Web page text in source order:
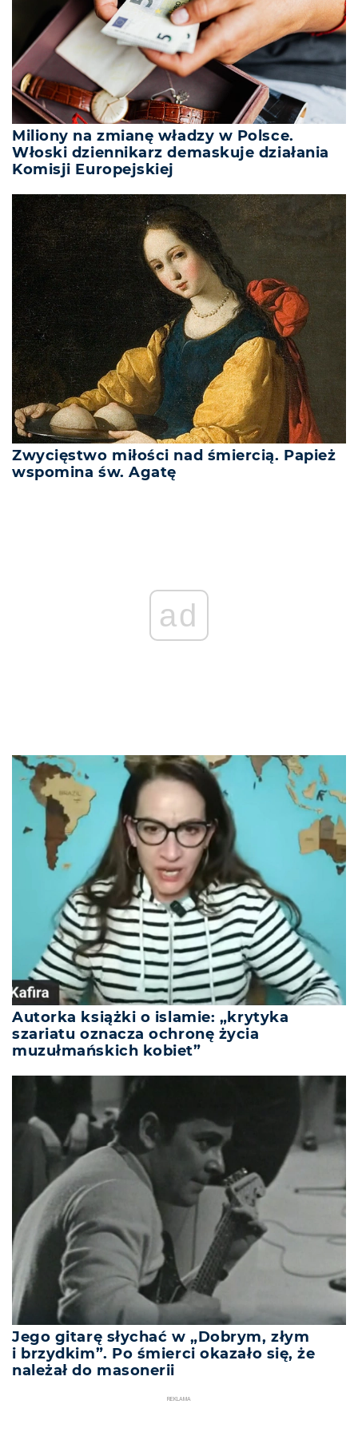
Miliony na zmianę władzy w Polsce.
Włoski dziennikarz demaskuje działania
Komisji Europejskiej
Zwycięstwo miłości nad śmiercią. Papież
wspomina św. Agatę
ad
Autorka książki o islamie: „krytyka
szariatu oznacza ochronę życia
muzułmańskich kobiet”
Jego gitarę słychać w „Dobrym, złym
i brzydkim”. Po śmierci okazało się, że
należał do masonerii
REKLAMA